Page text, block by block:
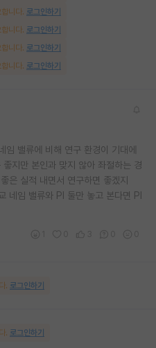
니다. 로그인하기
니다. 로그인하기
니다. 로그인하기
니다. 로그인하기
밸류에 비해 연구 환경이 기대에
지만 본인과 맞지 않아 좌절하는 경
은 실적 내면서 연구하면 좋겠지
네임 밸류와 PI 둘만 놓고 본다면 PI
. 로그인하기
. 로그인하기